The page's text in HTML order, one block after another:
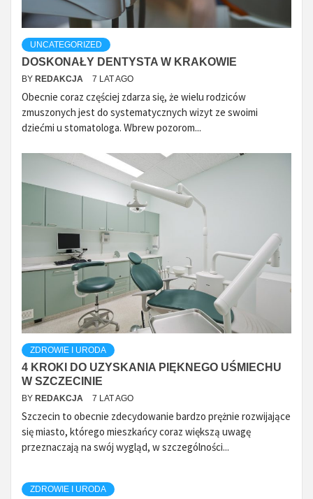
UNCATEGORIZED
DOSKONAŁY DENTYSTA W KRAKOWIE
BY REDAKCJA 7 LAT AGO
Obecnie coraz częściej zdarza się, że wielu rodziców
zmuszonych jest do systematycznych wizyt ze swoimi
dziećmi u stomatologa. Wbrew pozorom...
ZDROWIE I URODA
4 KROKI DO UZYSKANIA PIĘKNEGO UŚMIECHU
W SZCZECINIE
BY REDAKCJA 7 LAT AGO
Szczecin to obecnie zdecydowanie bardzo prężnie rozwijające
się miasto, którego mieszkańcy coraz większą uwagę
przeznaczają na swój wygląd, w szczególności...
ZDROWIE I URODA